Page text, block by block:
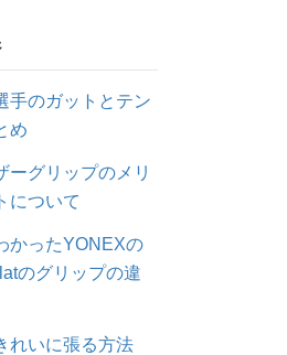
手のガットとテン
め
ーグリップのメリ
について
かったYONEXの
のグリップの違
れいに張る方法